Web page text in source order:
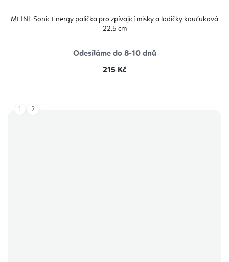
MEINL Sonic Energy palička pro zpívající misky a ladičky kaučuková
22,5 cm
Odesíláme do 8-10 dnů
215 Kč
1 2